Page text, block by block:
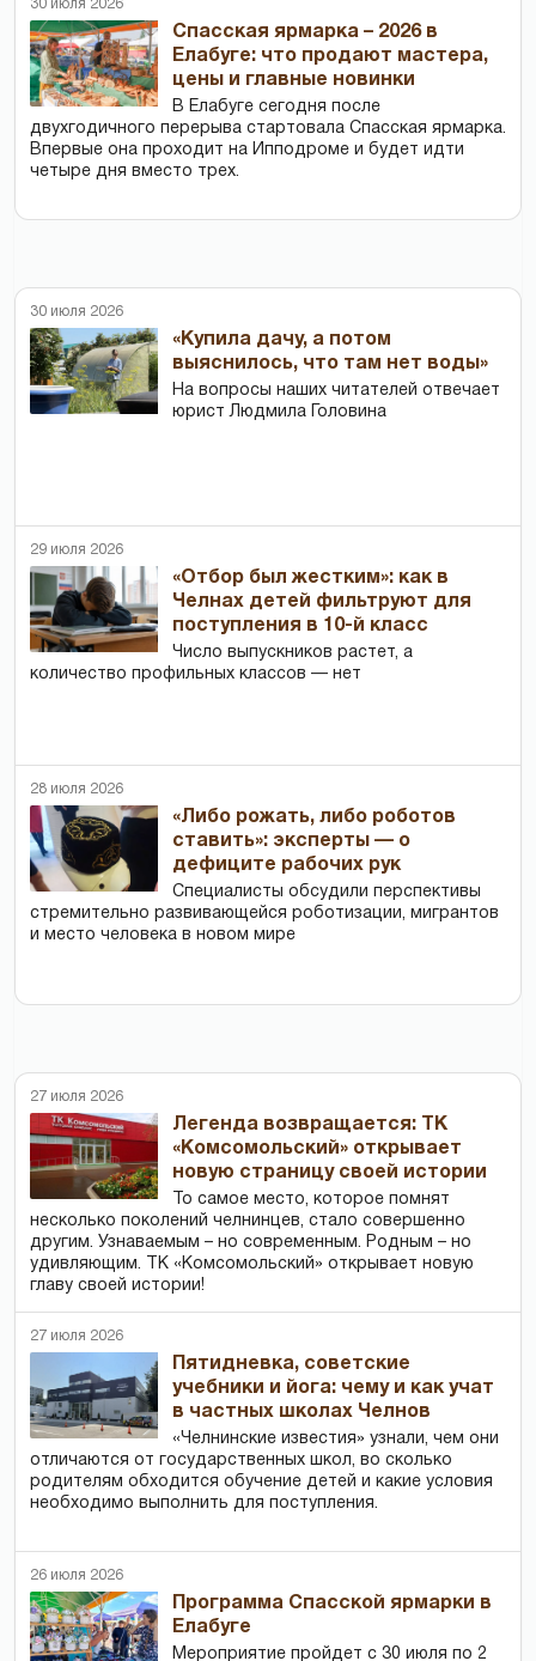
30 июля 2026
Спасская ярмарка – 2026 в
Елабуге: что продают мастера,
цены и главные новинки
В Елабуге сегодня после
двухгодичного перерыва стартовала Спасская ярмарка.
Впервые она проходит на Ипподроме и будет идти
четыре дня вместо трех.
30 июля 2026
«Купила дачу, а потом
выяснилось, что там нет воды»
На вопросы наших читателей отвечает
юрист Людмила Головина
29 июля 2026
«Отбор был жестким»: как в
Челнах детей фильтруют для
поступления в 10-й класс
Число выпускников растет, а
количество профильных классов — нет
28 июля 2026
«Либо рожать, либо роботов
ставить»: эксперты — о
дефиците рабочих рук
Специалисты обсудили перспективы
стремительно развивающейся роботизации, мигрантов
и место человека в новом мире
27 июля 2026
Легенда возвращается: ТК
«Комсомольский» открывает
новую страницу своей истории
То самое место, которое помнят
несколько поколений челнинцев, стало совершенно
другим. Узнаваемым – но современным. Родным – но
удивляющим. ТК «Комсомольский» открывает новую
главу своей истории!
27 июля 2026
Пятидневка, советские
учебники и йога: чему и как учат
в частных школах Челнов
«Челнинские известия» узнали, чем они
отличаются от государственных школ, во сколько
родителям обходится обучение детей и какие условия
необходимо выполнить для поступления.
26 июля 2026
Программа Спасской ярмарки в
Елабуге
Мероприятие пройдет с 30 июля по 2